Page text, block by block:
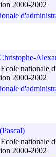
2000-2002
nationale
2000-2002
nationale
2000-2002